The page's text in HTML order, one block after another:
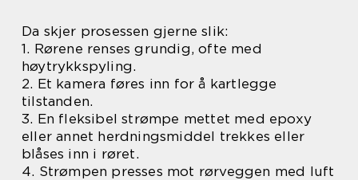
Da skjer prosessen gjerne slik:
1. Rørene renses grundig, ofte med
høytrykkspyling.
2. Et kamera føres inn for å kartlegge
tilstanden.
3. En fleksibel strømpe mettet med epoxy
eller annet herdningsmiddel trekkes eller
blåses inn i røret.
4. Strømpen presses mot rørveggen med luft